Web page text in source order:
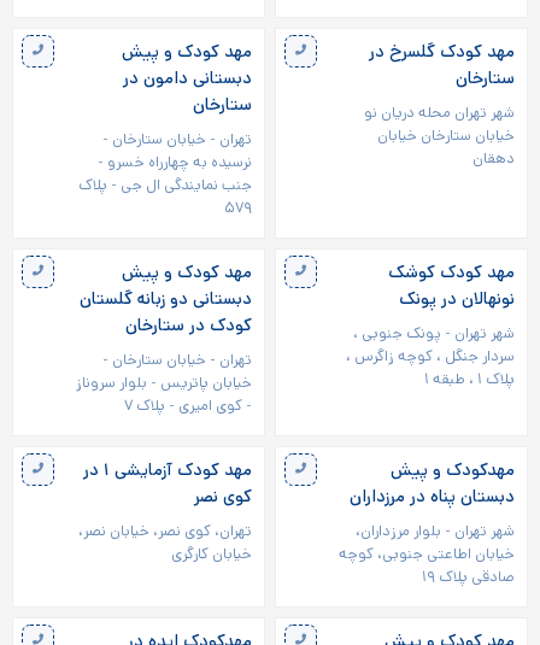
مهد کودک گلسرخ در
ستارخان
شهر تهران محله دریان نو
خیابان ستارخان خیابان
دهقان
مهد کودک و پیش
دبستانی دامون در
ستارخان
تهران - خیابان ستارخان -
نرسیده به چهارراه خسرو -
جنب نمایندگی ال جی - پلاک
۵۷۹
مهد کودک کوشک
نونهالان در پونک
شهر تهران - پونک جنوبی ،
سردار جنگل ، کوچه زاگرس ،
پلاک ۱ ، طبقه ۱
مهد کودک و پیش
دبستانی دو زبانه گلستان
کودک در ستارخان
تهران - خیابان ستارخان -
خیابان پاتریس - بلوار سروناز
- کوی امیری - پلاک ۷
مهدکودک و پیش
دبستان پناه در مرزداران
شهر تهران - بلوار مرزداران،
خیابان اطاعتی جنوبی، کوچه
صادقی پلاک ۱۹
مهد کودک آزمایشی ۱ در
کوی نصر
تهران، کوی نصر، خیابان نصر،
خیابان کارگری